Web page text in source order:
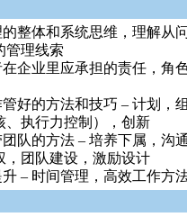
整体和系统思维，理解从
管理线索
企业里应承担的责任，角
好的方法和技巧 – 计划，
、执行力控制），创新
队的方法 – 培养下属，沟
，团队建设，激励设计
– 时间管理，高效工作方